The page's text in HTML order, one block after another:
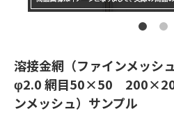
溶接金網（ファインメッシ
φ2.0 網目50×50
ンメッシュ）サンプル